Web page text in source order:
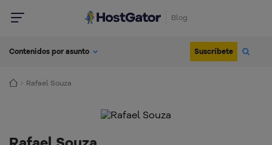
Blog
Contenidos por asunto Suscríbete
Rafael Souza